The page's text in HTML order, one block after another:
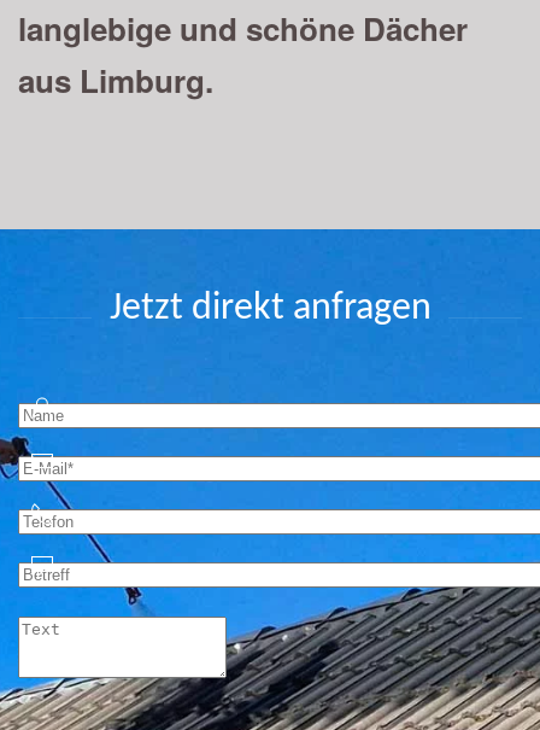
langlebige und schöne Dächer
aus Limburg.
Jetzt direkt anfragen